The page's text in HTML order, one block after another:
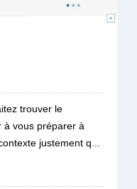
trouver le
à vous préparer à
justement q...